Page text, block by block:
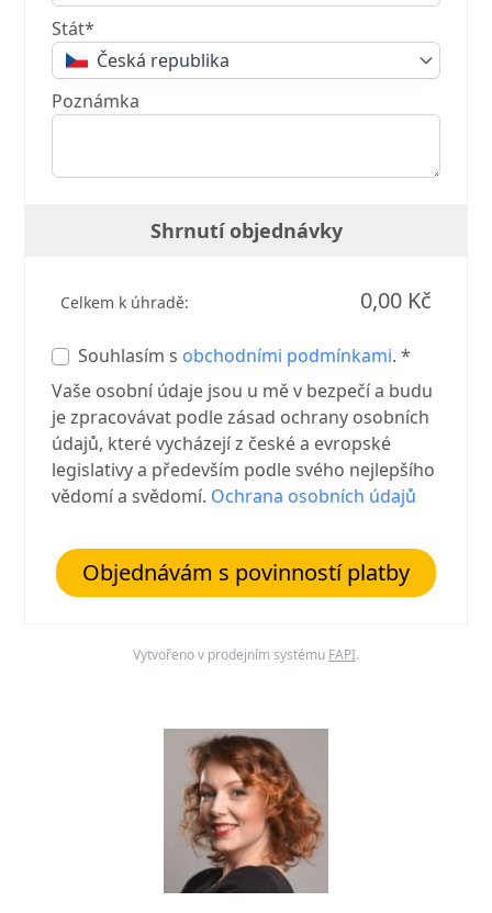
Stát*
Česká republika
Poznámka
Shrnutí objednávky
Celkem k úhradě: 0,00 Kč
Souhlasím s obchodními podmínkami. *
Vaše osobní údaje jsou u mě v bezpečí a budu
je zpracovávat podle zásad ochrany osobních
údajů, které vycházejí z české a evropské
legislativy a především podle svého nejlepšího
vědomí a svědomí. Ochrana osobních údajů
Objednávám s povinností platby
Vytvořeno v prodejním systému FAPI.